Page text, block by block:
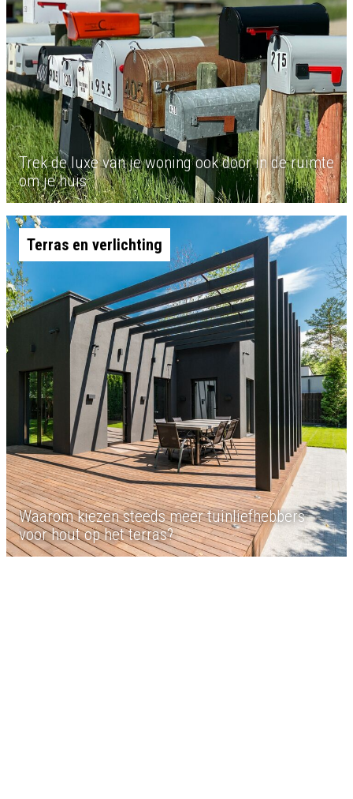
Trek de luxe van je woning ook door in de ruimte
om je huis
Terras en verlichting
Waarom kiezen steeds meer tuinliefhebbers
voor hout op het terras?